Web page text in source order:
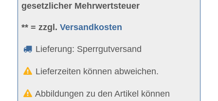
gesetzlicher Mehrwertsteuer
** = zzgl.Versandkosten
Lieferung: Sperrgutversand
Lieferzeiten können abweichen.
Abbildungen zu den Artikel können